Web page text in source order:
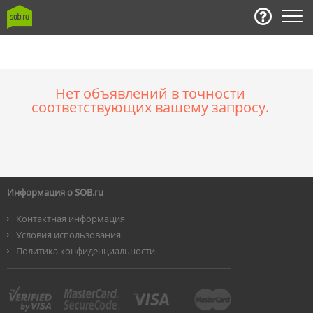
Нет объявлений в точности
соответствующих вашему запросу.
Информация о SOB.ru
Контактная информация
Условия использования
Политика конфиденциальности